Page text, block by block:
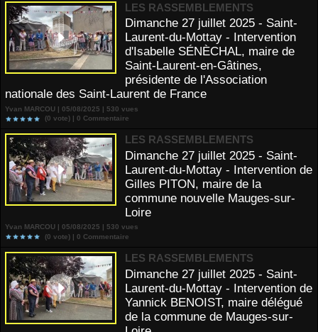
LES RASSEMBLEMENTS
Dimanche 27 juillet 2025 - Saint-
Laurent-du-Mottay - Intervention
d'Isabelle SÉNÈCHAL, maire de
Saint-Laurent-en-Gâtines,
présidente de l'Association
nationale des Saint-Laurent de France
Yvan MARCOU | 05/08/2025 | 530 vues
(0 vote) | 0 Commentaire
LES RASSEMBLEMENTS
Dimanche 27 juillet 2025 - Saint-
Laurent-du-Mottay - Intervention de
Gilles PITON, maire de la
commune nouvelle Mauges-sur-
Loire
Yvan MARCOU | 05/08/2025 | 530 vues
(0 vote) | 0 Commentaire
LES RASSEMBLEMENTS
Dimanche 27 juillet 2025 - Saint-
Laurent-du-Mottay - Intervention de
Yannick BENOIST, maire délégué
de la commune de Mauges-sur-